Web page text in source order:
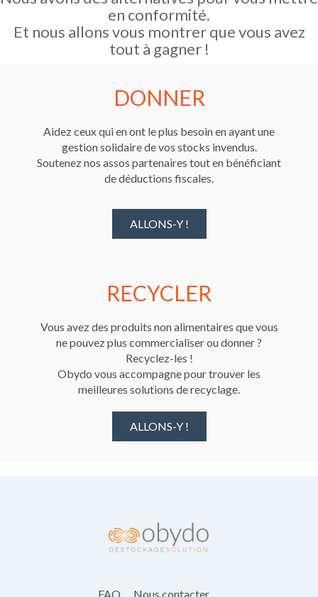
en conformité.
Et nous allons vous montrer que vous avez
tout à gagner !
DONNER
Aidez ceux qui en ont le plus besoin en ayant une
gestion solidaire de vos stocks invendus.
Soutenez nos assos partenaires tout en bénéficiant
de déductions fiscales.
ALLONS-Y !
RECYCLER
Vous avez des produits non alimentaires que vous
ne pouvez plus commercialiser ou donner ?
Recyclez-les !
Obydo vous accompagne pour trouver les
meilleures solutions de recyclage.
ALLONS-Y !
FAQ Nous contacter